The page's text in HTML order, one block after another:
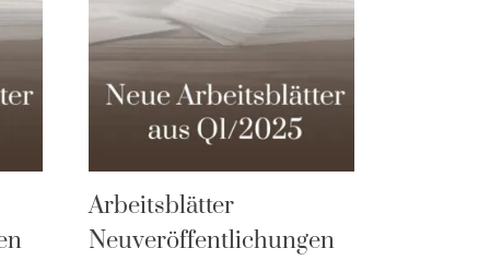
Arbeitsblätter
Neuveröffentlichungen